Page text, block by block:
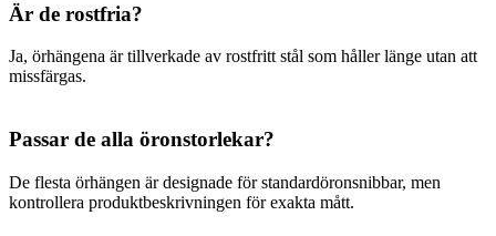
Är de rostfria?
Ja, örhängena är tillverkade av rostfritt stål som håller länge utan att
missfärgas.
Passar de alla öronstorlekar?
De flesta örhängen är designade för standardöronsnibbar, men
kontrollera produktbeskrivningen för exakta mått.